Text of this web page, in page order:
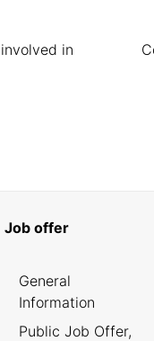
in
Job offer
General
Information
Public Job Offer,